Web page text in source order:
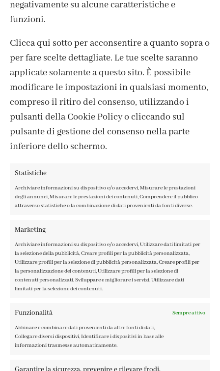
negativamente su alcune caratteristiche e
funzioni.
Clicca qui sotto per acconsentire a quanto sopra o
per fare scelte dettagliate. Le tue scelte saranno
applicate solamente a questo sito. È possibile
modificare le impostazioni in qualsiasi momento,
compreso il ritiro del consenso, utilizzando i
pulsanti della Cookie Policy o cliccando sul
pulsante di gestione del consenso nella parte
inferiore dello schermo.
Statistiche
Archiviare informazioni su dispositivo e/o accedervi, Misurare le prestazioni
degli annunci, Misurare le prestazioni dei contenuti, Comprendere il pubblico
attraverso statistiche o la combinazione di dati provenienti da fonti diverse.
Marketing
Archiviare informazioni su dispositivo e/o accedervi, Utilizzare dati limitati per
la selezione della pubblicità, Creare profili per la pubblicità personalizzata,
Utilizzare profili per la selezione di pubblicità personalizzata, Creare profili per
la personalizzazione dei contenuti, Utilizzare profili per la selezione di
contenuti personalizzati, Sviluppare e migliorare i servizi, Utilizzare dati
limitati per la selezione dei contenuti.
Funzionalità Sempre attivo
Abbinare e combinare dati provenienti da altre fonti di dati,
Collegare diversi dispositivi, Identificare i dispositivi in base alle
informazioni trasmesse automaticamente.
ISCRIVITI ALLA NEWSLETTER
CONTATTI
COOKIE POLICY
PRIVACY POLICY
TERMINI E CONDIZIONI
FABBRICA DEL COLORE, VIA TAGLIAMENTO 13, 23900 LECCO
– ©ABRALUX SRL P.IVA 01504540137 | DESIGN BY